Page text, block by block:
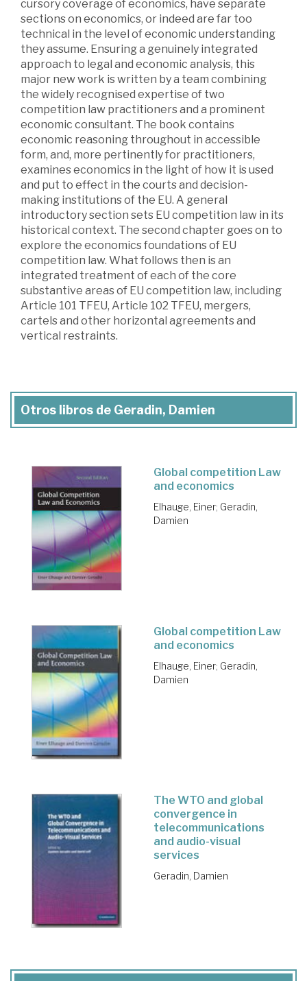
cursory coverage of economics, have separate
sections on economics, or indeed are far too
technical in the level of economic understanding
they assume. Ensuring a genuinely integrated
approach to legal and economic analysis, this
major new work is written by a team combining
the widely recognised expertise of two
competition law practitioners and a prominent
economic consultant. The book contains
economic reasoning throughout in accessible
form, and, more pertinently for practitioners,
examines economics in the light of how it is used
and put to effect in the courts and decision-
making institutions of the EU. A general
introductory section sets EU competition law in its
historical context. The second chapter goes on to
explore the economics foundations of EU
competition law. What follows then is an
integrated treatment of each of the core
substantive areas of EU competition law, including
Article 101 TFEU, Article 102 TFEU, mergers,
cartels and other horizontal agreements and
vertical restraints.
Otros libros de Geradin, Damien
Global competition Law
and economics
Elhauge, Einer; Geradin,
Damien
Global competition Law
and economics
Elhauge, Einer; Geradin,
Damien
The WTO and global
convergence in
telecommunications
and audio-visual
services
Geradin, Damien